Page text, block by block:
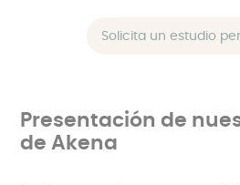
Solicita un estudio
Presentación de
de Akena